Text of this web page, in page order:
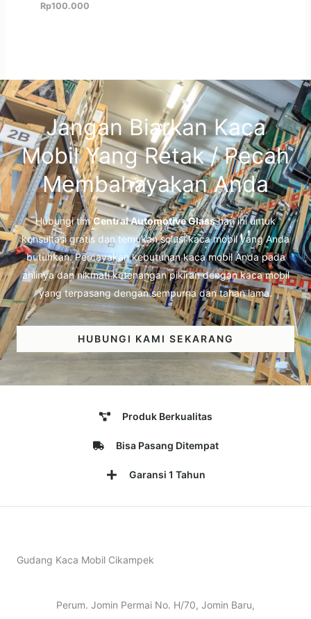
Rp100.000
Jangan Biarkan Kaca
Mobil Yang Retak / Pecah
Membahayakan Anda
Hubungi timCentral Automotive Glasshari ini untuk
konsultasi gratis dan temukan solusi kaca mobil yang Anda
butuhkan. Percayakan kebutuhan kaca mobil Anda pada
ahlinya dan nikmati ketenangan pikiran dengan kaca mobil
yang terpasang dengan sempurna dan tahan lama.
HUBUNGI KAMI SEKARANG
Produk Berkualitas
Bisa Pasang Ditempat
Garansi 1 Tahun
Gudang Kaca Mobil Cikampek
Perum. Jomin Permai No. H/70, Jomin Baru,